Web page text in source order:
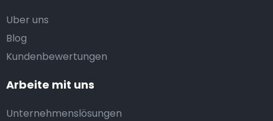
Uber uns
Blog
Kundenbewertungen
Arbeite mit uns
Unternehmenslösungen